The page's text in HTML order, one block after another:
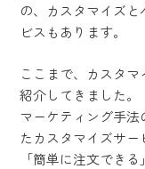
の、カスタマイズ
ビスもあります。
ここまで、カスタ
紹介してきました。
マーケティング手
たカスタマイズサ
「簡単に注文でき